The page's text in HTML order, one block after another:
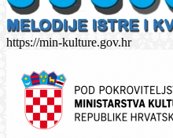
https://min-kulture.gov.hr